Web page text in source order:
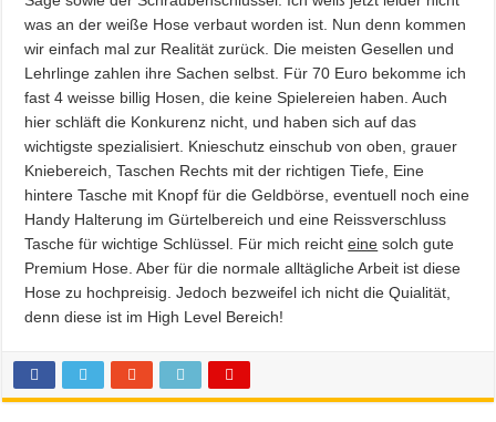
was an der weiße Hose verbaut worden ist. Nun denn kommen
wir einfach mal zur Realität zurück. Die meisten Gesellen und
Lehrlinge zahlen ihre Sachen selbst. Für 70 Euro bekomme ich
fast 4 weisse billig Hosen, die keine Spielereien haben. Auch
hier schläft die Konkurenz nicht, und haben sich auf das
wichtigste spezialisiert. Knieschutz einschub von oben, grauer
Kniebereich, Taschen Rechts mit der richtigen Tiefe, Eine
hintere Tasche mit Knopf für die Geldbörse, eventuell noch eine
Handy Halterung im Gürtelbereich und eine Reissverschluss
Tasche für wichtige Schlüssel. Für mich reichteine solch gute
Premium Hose. Aber für die normale alltägliche Arbeit ist diese
Hose zu hochpreisig. Jedoch bezweifel ich nicht die Quialität,
denn diese ist im High Level Bereich!